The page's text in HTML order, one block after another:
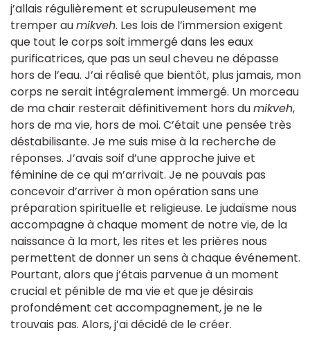
j’allais régulièrement et scrupuleusement me
tremper aumikveh. Les lois de l’immersion exigent
que tout le corps soit immergé dans les eaux
purificatrices, que pas un seul cheveu ne dépasse
hors de l’eau. J’ai réalisé que bientôt, plus jamais, mon
corps ne serait intégralement immergé. Un morceau
de ma chair resterait définitivement hors dumikveh,
hors de ma vie, hors de moi. C’était une pensée très
déstabilisante. Je me suis mise à la recherche de
réponses. J’avais soif d’une approche juive et
féminine de ce qui m’arrivait. Je ne pouvais pas
concevoir d’arriver à mon opération sans une
préparation spirituelle et religieuse. Le judaïsme nous
accompagne à chaque moment de notre vie, de la
naissance à la mort, les rites et les prières nous
permettent de donner un sens à chaque événement.
Pourtant, alors que j’étais parvenue à un moment
crucial et pénible de ma vie et que je désirais
profondément cet accompagnement, je ne le
trouvais pas. Alors, j’ai décidé de le créer.